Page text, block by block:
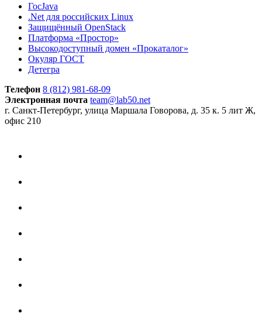
ГосJava
.Net для российских Linux
Защищённый OpenStack
Платформа «Простор»
Высокодоступный домен «Прокаталог»
Окуляр ГОСТ
Детегра
Телефон 8 (812) 981-68-09
Электронная почта team@lab50.net
г. Санкт-Петербург, улица Маршала Говорова, д. 35 к. 5 лит Ж,
офис 210